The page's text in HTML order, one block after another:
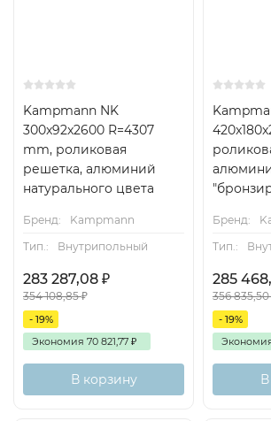
Kampmann NK
300x92x2600 R=4307
mm, роликовая
решетка, алюминий
натурального цвета
Бренд:
Kampmann
Тип.:
Внутрипольный
283 287,08 ₽
354 108,85₽
- 19%
Экономия 70 821,77 ₽
В корзину
Бренд:
Тип.:
285
356 835,50
- 19%